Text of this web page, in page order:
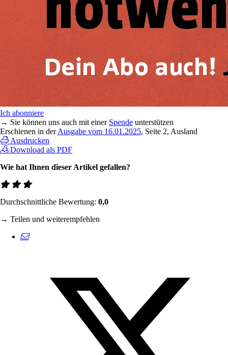
Ich abonniere
→ Sie können uns auch mit einer Spende unterstützen
Erschienen in derAusgabe vom 16.01.2025, Seite 2, Ausland
Ausdrucken
Download als PDF
Wie hat Ihnen dieser Artikel gefallen?
Durchschnittliche Bewertung: 0,0
→ Teilen und weiterempfehlen